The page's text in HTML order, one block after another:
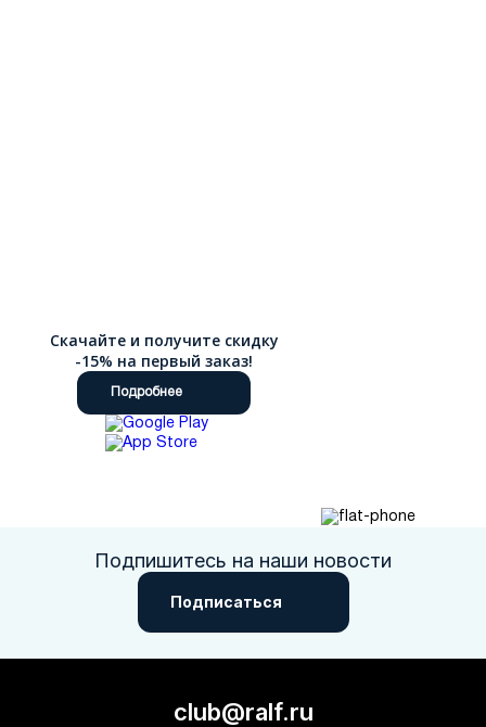
Скачайте и получите скидку
-15% на первый заказ!
Подробнее
Подпишитесь на наши новости
Подписаться
club@ralf.ru